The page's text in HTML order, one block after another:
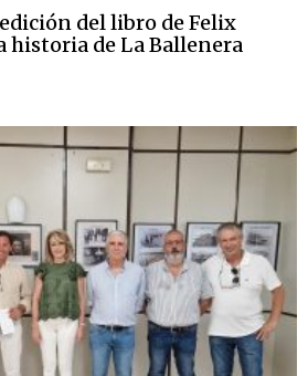
del libro de Felix
historia de La Ballenera